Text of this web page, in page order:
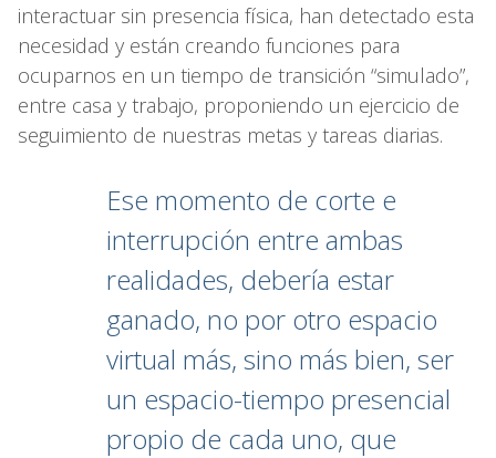
interactuar sin presencia física, han detectado esta
necesidad y están creando funciones para
ocuparnos en un tiempo de transición “simulado”,
entre casa y trabajo, proponiendo un ejercicio de
seguimiento de nuestras metas y tareas diarias.
Ese momento de corte e
interrupción entre ambas
realidades, debería estar
ganado, no por otro espacio
virtual más, sino más bien, ser
un espacio-tiempo presencial
propio de cada uno, que